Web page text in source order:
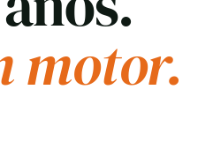
motor.